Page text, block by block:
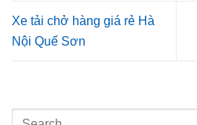
Xe tải chở hàng giá rẻ Hà
Nội Quế Sơn